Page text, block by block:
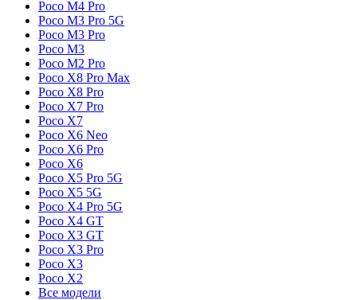
Poco M4 Pro
Poco M3 Pro 5G
Poco M3 Pro
Poco M3
Poco M2 Pro
Poco X8 Pro Max
Poco X8 Pro
Poco X7 Pro
Poco X7
Poco X6 Neo
Poco X6 Pro
Poco X6
Poco X5 Pro 5G
Poco X5 5G
Poco X4 Pro 5G
Poco X4 GT
Poco X3 GT
Poco X3 Pro
Poco X3
Poco X2
Все модели